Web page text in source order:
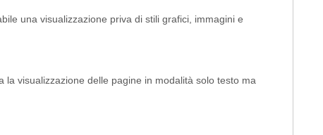
una visualizzazione priva di stili grafici, immagini e
visualizzazione delle pagine in modalità solo testo ma